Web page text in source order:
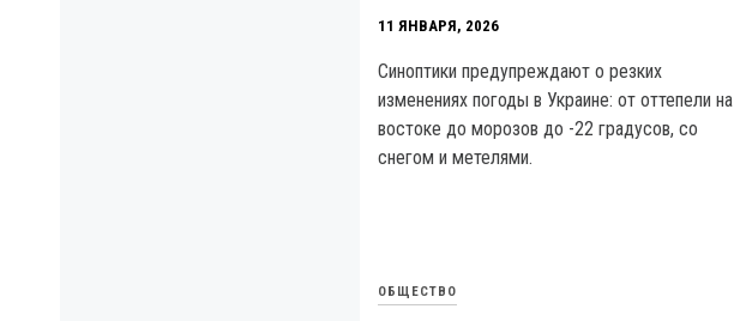
11 ЯНВАРЯ, 2026
Синоптики предупреждают о резких
изменениях погоды в Украине: от оттепели на
востоке до морозов до -22 градусов, со
снегом и метелями.
ОБЩЕСТВО